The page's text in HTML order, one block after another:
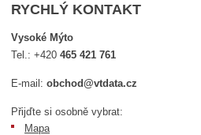
RYCHLÝ KONTAKT
Vysoké Mýto
Tel.:+420465 421 761
E-mail:obchod@vtdata.cz
Přijďte si osobně vybrat:
Mapa